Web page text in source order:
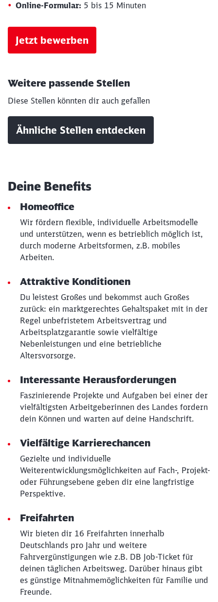
Online-Formular: 5 bis 15 Minuten
Jetzt bewerben
Weitere passende Stellen
Diese Stellen könnten dir auch gefallen
Ähnliche Stellen entdecken
Deine Benefits
Homeoffice
Wir fördern flexible, individuelle Arbeitsmodelle
und unterstützen, wenn es betrieblich möglich ist,
durch moderne Arbeitsformen, z.B. mobiles
Arbeiten.
Attraktive Konditionen
Du leistest Großes und bekommst auch Großes
zurück: ein marktgerechtes Gehaltspaket mit in der
Regel unbefristetem Arbeitsvertrag und
Arbeitsplatzgarantie sowie vielfältige
Nebenleistungen und eine betriebliche
Altersvorsorge.
Interessante Herausforderungen
Faszinierende Projekte und Aufgaben bei einer der
vielfältigsten Arbeitgeberinnen des Landes fordern
dein Können und warten auf deine Handschrift.
Vielfältige Karrierechancen
Gezielte und individuelle
Weiterentwicklungsmöglichkeiten auf Fach-, Projekt-
oder Führungsebene geben dir eine langfristige
Perspektive.
Freifahrten
Wir bieten dir 16 Freifahrten innerhalb
Deutschlands pro Jahr und weitere
Fahrvergünstigungen wie z.B. DB Job-Ticket für
deinen täglichen Arbeitsweg. Darüber hinaus gibt
es günstige Mitnahmemöglichkeiten für Familie und
Freunde.
Möchten Sie zuweitergeleitet
Weiter